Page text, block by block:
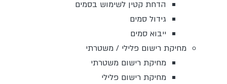
הדחת קטין לשימוש בסמים
גידול סמים
ייבוא סמים
מחיקת רישום פלילי / משטרתי
מחיקת רישום משטרתי
מחיקת רישום פלילי